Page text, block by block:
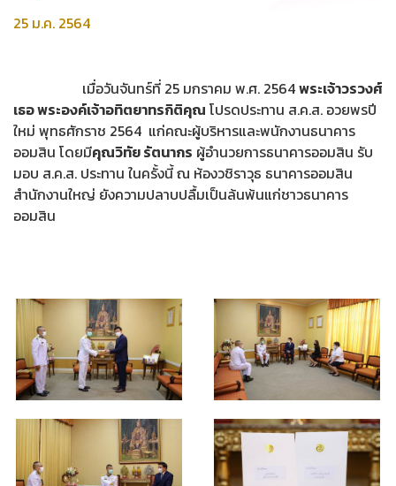
25 ม.ค. 2564
เมื่อวันจันทร์ที่ 25 มกราคม พ.ศ. 2564พระเจ้าวรวงศ์
เธอ พระองค์เจ้าอทิตยาทรกิติคุณ โปรดประทาน ส.ค.ส. อวยพรปี
ใหม่ พุทธศักราช 2564 แก่คณะผู้บริหารและพนักงานธนาคาร
ออมสิน โดยมีคุณวิทัย รัตนากร ผู้อำนวยการธนาคารออมสิน รับ
มอบ ส.ค.ส. ประทาน ในครั้งนี้ ณ ห้องวชิราวุธ ธนาคารออมสิน
สำนักงานใหญ่ ยังความปลาบปลื้มเป็นล้นพ้นแก่ชาวธนาคาร
ออมสิน